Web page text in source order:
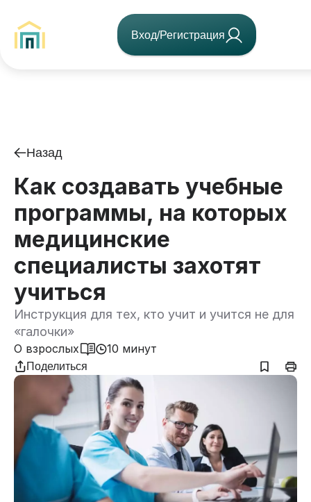
Вход/Регистрация
Назад
Как создавать учебные
программы, на которых
медицинские
специалисты захотят
учиться
Инструкция для тех, кто учит и учится не для
«галочки»
О взрослых 10 минут
Поделиться